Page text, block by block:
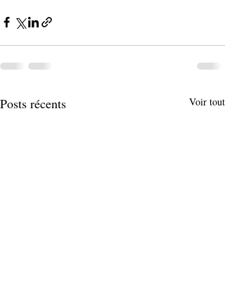
Posts récents Voir tout